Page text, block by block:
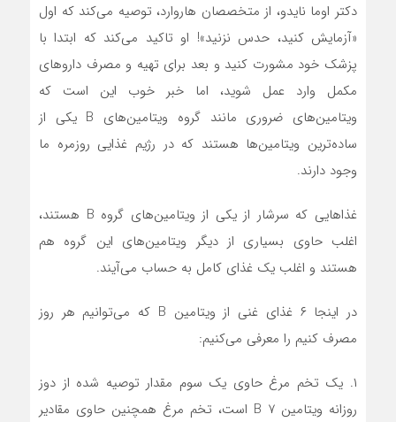
دکتر اوما نایدو، از متخصصان هاروارد، توصیه می‌کند که اول
«آزمایش کنید، حدس نزنید»! او تاکید می‌کند که ابتدا با
پزشک خود مشورت کنید و بعد برای تهیه و مصرف دارو‌های
مکمل وارد عمل شوید، اما خبر خوب این است که
ویتامین‌های ضروری مانند گروه ویتامین‌های B یکی از
ساده‌ترین ویتامین‌ها هستند که در رژیم غذایی روزمره ما
وجود دارند.
غذا‌هایی که سرشار از یکی از ویتامین‌های گروه B هستند،
اغلب حاوی بسیاری از دیگر ویتامین‌های این گروه هم
هستند و اغلب یک غذای کامل به حساب می‌آیند.
در اینجا ۶ غذای غنی از ویتامین B که می‌توانیم هر روز
مصرف کنیم را معرفی می‌کنیم:
۱. یک تخم مرغ حاوی یک سوم مقدار توصیه شده از دوز
روزانه ویتامین B ۷ است، تخم مرغ همچنین حاوی مقادیر